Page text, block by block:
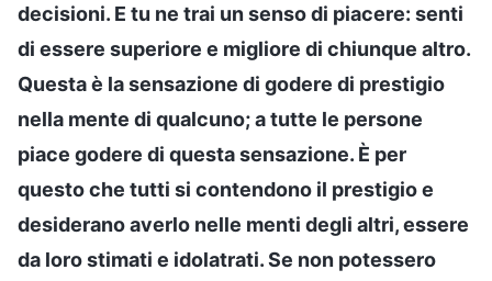
decisioni. E tu ne trai un senso di piacere: senti
di essere superiore e migliore di chiunque altro.
Questa è la sensazione di godere di prestigio
nella mente di qualcuno; a tutte le persone
piace godere di questa sensazione. È per
questo che tutti si contendono il prestigio e
desiderano averlo nelle menti degli altri, essere
da loro stimati e idolatrati. Se non potessero